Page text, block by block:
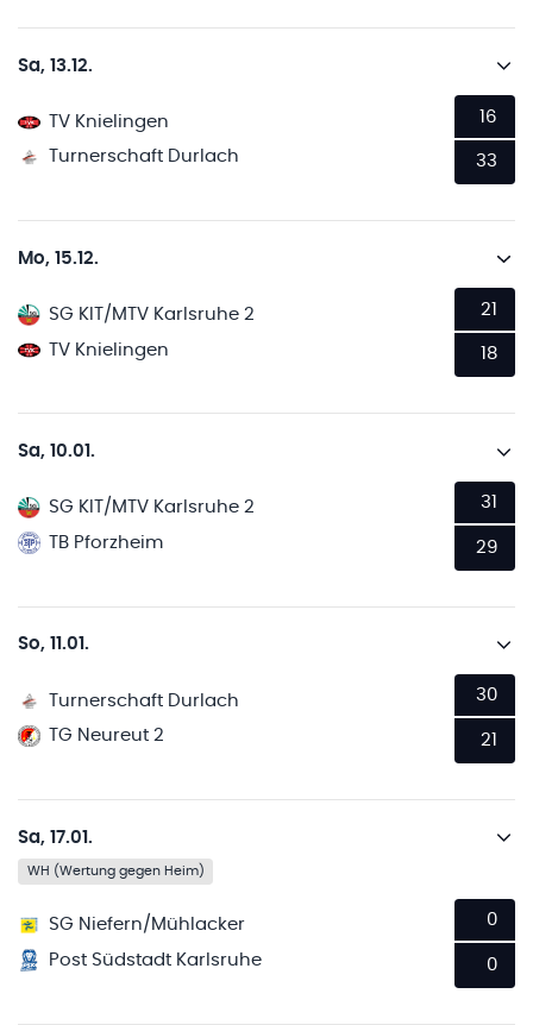
Sa, 13.12.
TV Knielingen
Turnerschaft Durlach
16
33
Mo, 15.12.
SG KIT/MTV Karlsruhe 2
TV Knielingen
21
18
Sa, 10.01.
SG KIT/MTV Karlsruhe 2
TB Pforzheim
31
29
So, 11.01.
Turnerschaft Durlach
TG Neureut 2
30
21
Sa, 17.01.
WH (Wertung gegen Heim)
SG Niefern/Mühlacker
Post Südstadt Karlsruhe
0
0